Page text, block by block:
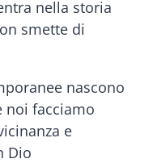
nella storia
smette di
nascono
noi facciamo
e
Dio